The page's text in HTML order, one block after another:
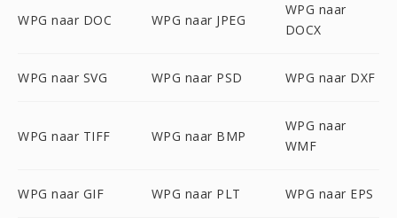
WPG naar DOC WPG naar JPEG
WPG naar
DOCX
WPG naar SVG WPG naar PSD WPG naar DXF
WPG naar TIFF WPG naar BMP
WPG naar
WMF
WPG naar GIF WPG naar PLT WPG naar EPS